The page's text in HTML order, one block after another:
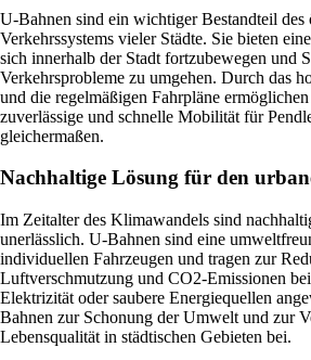
U-Bahnen sind ein wichtiger Bestandteil des
Verkehrssystems vieler Städte. Sie bieten
sich innerhalb der Stadt fortzubewegen und
Verkehrsprobleme zu umgehen. Durch das
und die regelmäßigen Fahrpläne
zuverlässige und schnelle Mobilität für
gleichermaßen.
Nachhaltige Lösung für den
Im Zeitalter des Klimawandels sind
unerlässlich. U-Bahnen sind eine
individuellen Fahrzeugen und tragen zur
Luftverschmutzung und CO2-Emissionen
Elektrizität oder saubere Energiequellen
Bahnen zur Schonung der Umwelt und zur
Lebensqualität in städtischen Gebieten bei.